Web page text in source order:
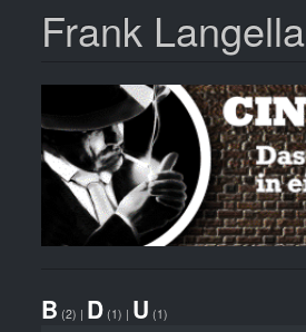
Frank Langella
B (2) | D (1) | U (1)